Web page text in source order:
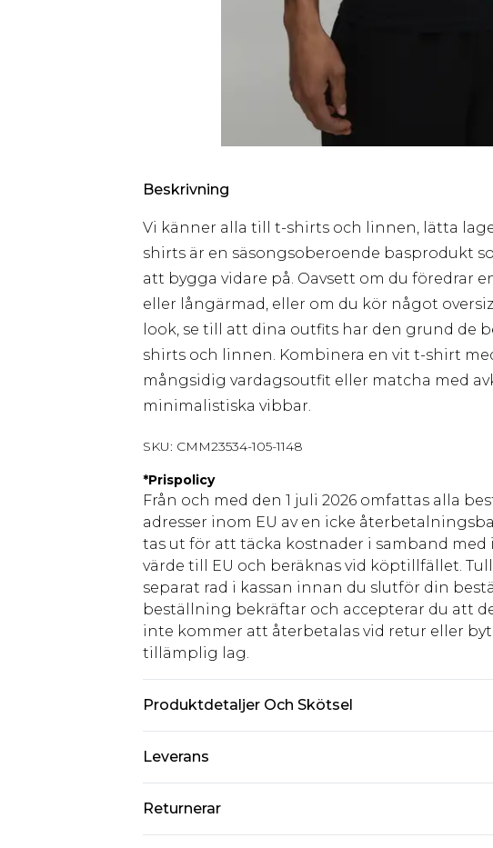
Beskrivning
Vi känner alla till t-shirts och linnen, lätta
shirts är en säsongsoberoende basprodukt
att bygga vidare på. Oavsett om du föredrar
eller långärmad, eller om du kör något
look, se till att dina outfits har den grund de
shirts och linnen. Kombinera en vit t-shirt
mångsidig vardagsoutfit eller matcha med
minimalistiska vibbar.
SKU: CMM23534-105-1148
*Prispolicy
Från och med den 1 juli 2026 omfattas alla
adresser inom EU av en icke
tas ut för att täcka kostnader i samband med
värde till EU och beräknas vid köptillfället.
separat rad i kassan innan du slutför din
beställning bekräftar och accepterar du att
inte kommer att återbetalas vid retur eller
tillämplig lag.
Produktdetaljer Och Skötsel
Leverans
Standardleverans Sverige
Returnerar